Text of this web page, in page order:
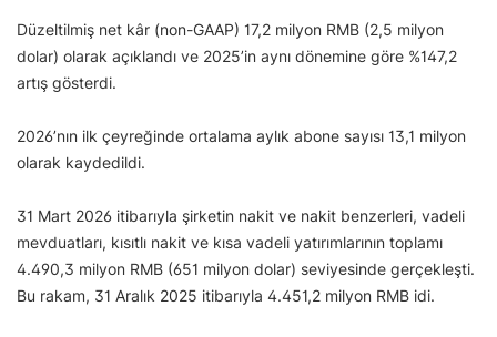
Düzeltilmiş net kâr (non-GAAP) 17,2 milyon RMB (2,5 milyon
dolar) olarak açıklandı ve 2025’in aynı dönemine göre %147,2
artış gösterdi.
2026’nın ilk çeyreğinde ortalama aylık abone sayısı 13,1 milyon
olarak kaydedildi.
31 Mart 2026 itibarıyla şirketin nakit ve nakit benzerleri, vadeli
mevduatları, kısıtlı nakit ve kısa vadeli yatırımlarının toplamı
4.490,3 milyon RMB (651 milyon dolar) seviyesinde gerçekleşti.
Bu rakam, 31 Aralık 2025 itibarıyla 4.451,2 milyon RMB idi.